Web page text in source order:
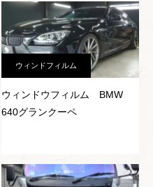
ウィンドフィルム
ウィンドウフィルム BMW
640グランクーペ